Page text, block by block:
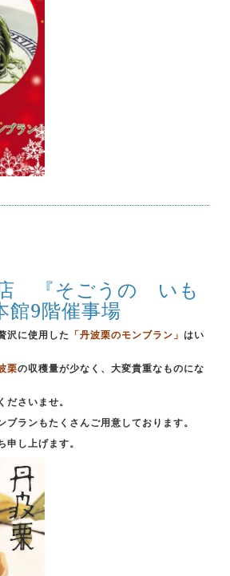
『そごうの いも
館9階催事場
沢に使用した 「丹波栗のモンブラン」はい
栗の収穫量が少なく、大変貴重なものにな
ださいませ。
ブランもたくさんご用意しております。
申し上げます。